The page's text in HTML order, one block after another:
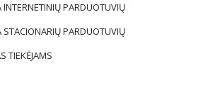
INTERNETINIŲ PARDUOTUVIŲ
STACIONARIŲ PARDUOTUVIŲ
TIEKĖJAMS